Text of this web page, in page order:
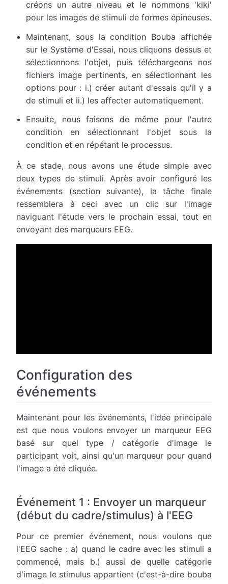
créons un autre niveau et le nommons 'kiki'
pour les images de stimuli de formes épineuses.
Maintenant, sous la condition Bouba affichée
sur le Système d'Essai, nous cliquons dessus et
sélectionnons l'objet, puis téléchargeons nos
fichiers image pertinents, en sélectionnant les
options pour : i.) créer autant d'essais qu'il y a
de stimuli et ii.) les affecter automatiquement.
Ensuite, nous faisons de même pour l'autre
condition en sélectionnant l'objet sous la
condition et en répétant le processus.
À ce stade, nous avons une étude simple avec
deux types de stimuli. Après avoir configuré les
événements (section suivante), la tâche finale
ressemblera à ceci avec un clic sur l'image
naviguant l'étude vers le prochain essai, tout en
envoyant des marqueurs EEG.
Configuration des
événements
Maintenant pour les événements, l'idée principale
est que nous voulons envoyer un marqueur EEG
basé sur quel type / catégorie d'image le
participant voit, ainsi qu'un marqueur pour quand
l'image a été cliquée.
Événement 1 : Envoyer un marqueur
(début du cadre/stimulus) à l'EEG
Pour ce premier événement, nous voulons que
l'EEG sache : a) quand le cadre avec les stimuli a
commencé, mais b.) aussi de quelle catégorie
d'image le stimulus appartient (c'est-à-dire bouba